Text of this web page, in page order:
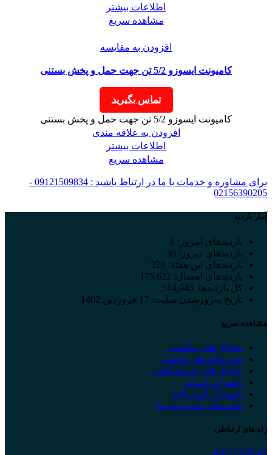
اطلاعات بیشتر
مشاهده سریع
افزودن به مقایسه
کامیونت ایسوزو 5/2 تن جهت حمل و پخش بستنی
تماس بگیرید
کامیونت ایسوزو 5/2 تن جهت حمل و پخش بستنی
افزودن به علاقه مندی
اطلاعات بیشتر
مشاهده سریع
برای مشاوره و خدمات با ما در ارتباط باشید : 09121509834 -
02156390205
آمار بازدید
بازدیدهای امروز: 6
بازدیدهای دیروز: 38
بازدیدهای این هفته: 329
بازدیدهای امسال: 175,622
کل بازدیدها: 514,943
تاریخ به‌روزشدن سایت: 17 فروردین 1402
مشاهده سریع
یخچال های ماشینی
سردخانه های صنعتی
یخچال های فروشگاهی
تجهیزات لبنیاتی
تجهیزات آشپزخانه
پلیت های ذخیره سرما
راه های ارتباطی